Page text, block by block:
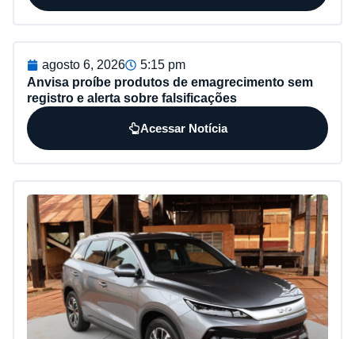
agosto 6, 2026
5:15 pm
Anvisa proíbe produtos de emagrecimento sem
registro e alerta sobre falsificações
Acessar Notícia